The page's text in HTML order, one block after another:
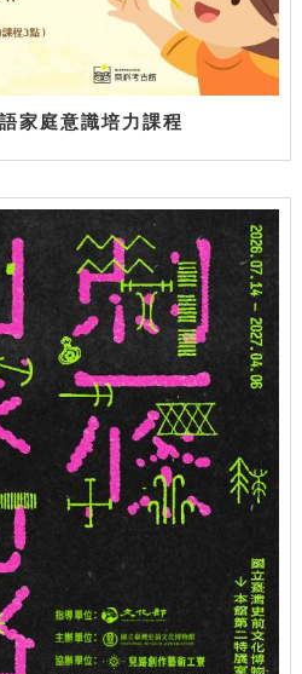
家庭意識培力課程